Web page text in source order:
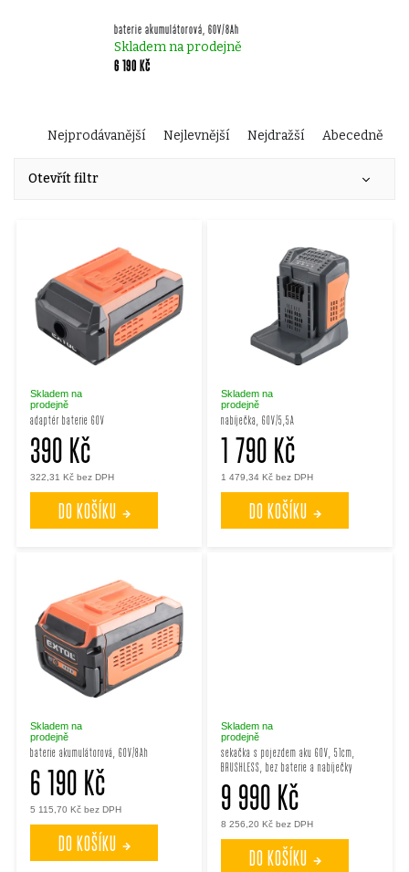
baterie akumulátorová, 60V/8Ah
Skladem na prodejně
6 190 Kč
Ř
a
e
n
p
r
o
u
k
t
ů
Nejprodávanější Nejlevnější Nejdražší Abecedně
Otevřít filtr
adaptér baterie 60V
Skladem na
prodejně
322,31 Kč bez DPH
390 Kč
DO KOŠÍKU
nabíječka, 60V/5,5A
Skladem na
prodejně
1 479,34 Kč bez DPH
1 790 Kč
DO KOŠÍKU
baterie akumulátorová, 60V/8Ah
Skladem na
prodejně
5 115,70 Kč bez DPH
6 190 Kč
DO KOŠÍKU
sekačka s pojezdem aku 60V, 51cm,
BRUSHLESS, bez baterie a nabíječky
Skladem na
prodejně
8 256,20 Kč bez DPH
9 990 Kč
DO KOŠÍKU